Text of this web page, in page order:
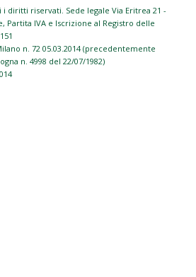
diritti riservati. Sede legale Via Eritrea 21 -
Partita IVA e Iscrizione al Registro delle
n. 72 05.03.2014 (precedentemente
n. 4998 del 22/07/1982)